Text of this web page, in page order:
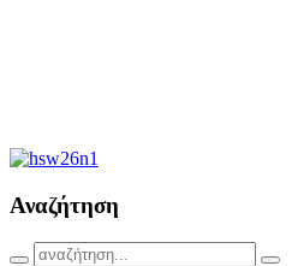
Αναζήτηση